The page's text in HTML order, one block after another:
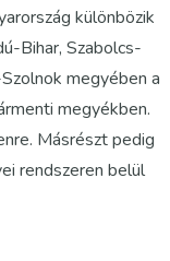
különbözik
Bihar, Szabolcs-
megyében a
megyékben.
Másrészt pedig
rendszeren belül